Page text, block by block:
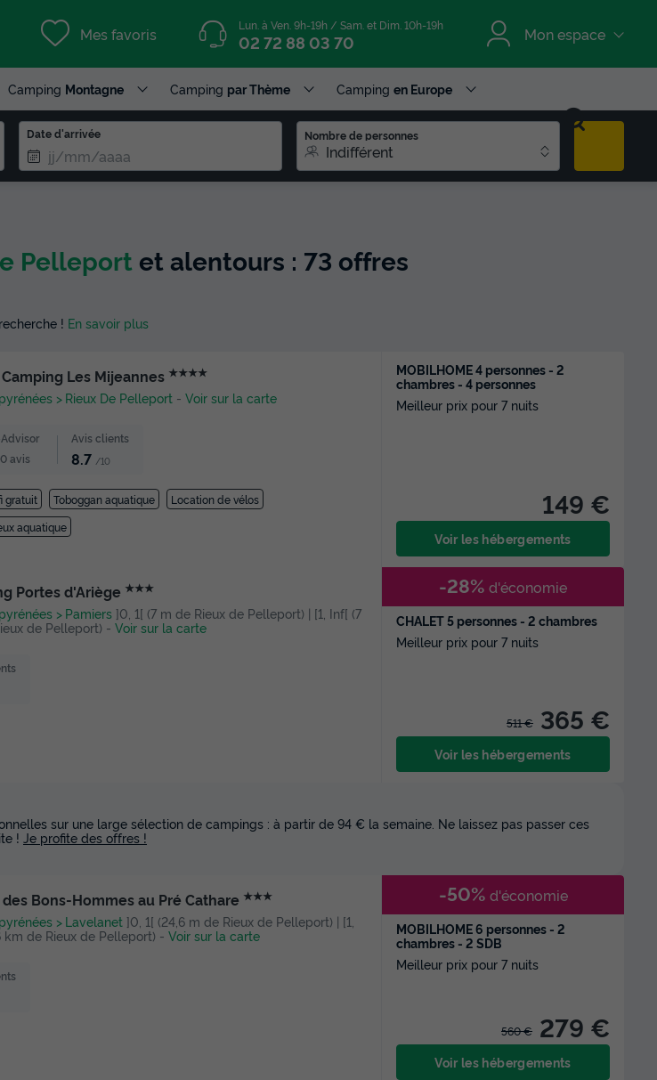
Mes favoris Lun. à Ven. 9h-19h / Sam. et Dim. 10h-19h
02 72 88 03 70 Mon espace
Camping Montagne Camping par Thème Camping en Europe
Date d'arrivée Nombre de personnes
Indifférent
Pelleport et alentours : 73 offres
! En savoir plus
Les Mijeannes ★★★★
Rieux De Pelleport -Voir sur la carte
avis
Avis clients
8.7 /10
gratuit Toboggan aquatique
Location de vélos
aquatique
MOBILHOME 4 personnes - 2
chambres - 4 personnes
Meilleur prix pour 7 nuits
149 €
Voir les hébergements
Portes d'Ariège ★★★
Pamiers ]0, 1[ (7 m de Rieux de Pelleport) | [1, Inf[ (7
de Pelleport) - Voir sur la carte
CHALET 5 personnes - 2 chambres
Meilleur prix pour 7 nuits
511 € 365 €
-28% d'économie
Voir les hébergements
Bons-Hommes au Pré Cathare ★★★
Lavelanet ]0, 1[ (24,6 m de Rieux de Pelleport) | [1,
km de Rieux de Pelleport) - Voir sur la carte
MOBILHOME 6 personnes - 2
chambres - 2 SDB
Meilleur prix pour 7 nuits
560 € 279 €
-50% d'économie
Voir les hébergements
sur une large sélection de campings : à partir de 94 € la semaine. Ne laissez pas passer ces
! Je profite des offres !